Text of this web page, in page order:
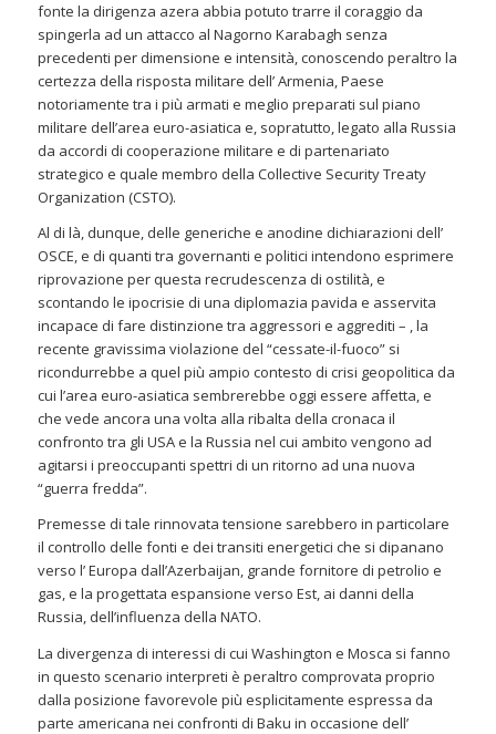
fonte la dirigenza azera abbia potuto trarre il coraggio da
spingerla ad un attacco al Nagorno Karabagh senza
precedenti per dimensione e intensità, conoscendo peraltro la
certezza della risposta militare dell’ Armenia, Paese
notoriamente tra i più armati e meglio preparati sul piano
militare dell’area euro-asiatica e, sopratutto, legato alla Russia
da accordi di cooperazione militare e di partenariato
strategico e quale membro della Collective Security Treaty
Organization (CSTO).
Al di là, dunque, delle generiche e anodine dichiarazioni dell’
OSCE, e di quanti tra governanti e politici intendono esprimere
riprovazione per questa recrudescenza di ostilità, e
scontando le ipocrisie di una diplomazia pavida e asservita
incapace di fare distinzione tra aggressori e aggrediti – , la
recente gravissima violazione del “cessate-il-fuoco” si
ricondurrebbe a quel più ampio contesto di crisi geopolitica da
cui l’area euro-asiatica sembrerebbe oggi essere affetta, e
che vede ancora una volta alla ribalta della cronaca il
confronto tra gli USA e la Russia nel cui ambito vengono ad
agitarsi i preoccupanti spettri di un ritorno ad una nuova
“guerra fredda”.
Premesse di tale rinnovata tensione sarebbero in particolare
il controllo delle fonti e dei transiti energetici che si dipanano
verso l’ Europa dall’Azerbaijan, grande fornitore di petrolio e
gas, e la progettata espansione verso Est, ai danni della
Russia, dell’influenza della NATO.
La divergenza di interessi di cui Washington e Mosca si fanno
in questo scenario interpreti è peraltro comprovata proprio
dalla posizione favorevole più esplicitamente espressa da
parte americana nei confronti di Baku in occasione dell’